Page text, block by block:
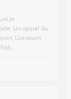
je
Un appel du
Livraison